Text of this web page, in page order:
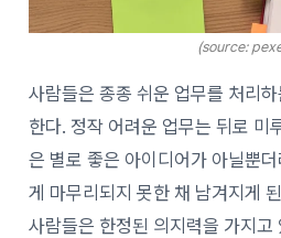
(source:
사람들은 종종 쉬운 업무를 처리
한다. 정작 어려운 업무는 뒤로 미
은 별로 좋은 아이디어가 아닐뿐
게 마무리되지 못한 채 남겨지게
사람들은 한정된 의지력을 가지고